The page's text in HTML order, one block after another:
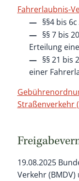
Fahrerlaubnis-
§§4 bis 6c
§§ 7 bis
Erteilung
§§ 21 bis
einer
Straßenverkehr
19.08.2025
Verkehr (BMDV)